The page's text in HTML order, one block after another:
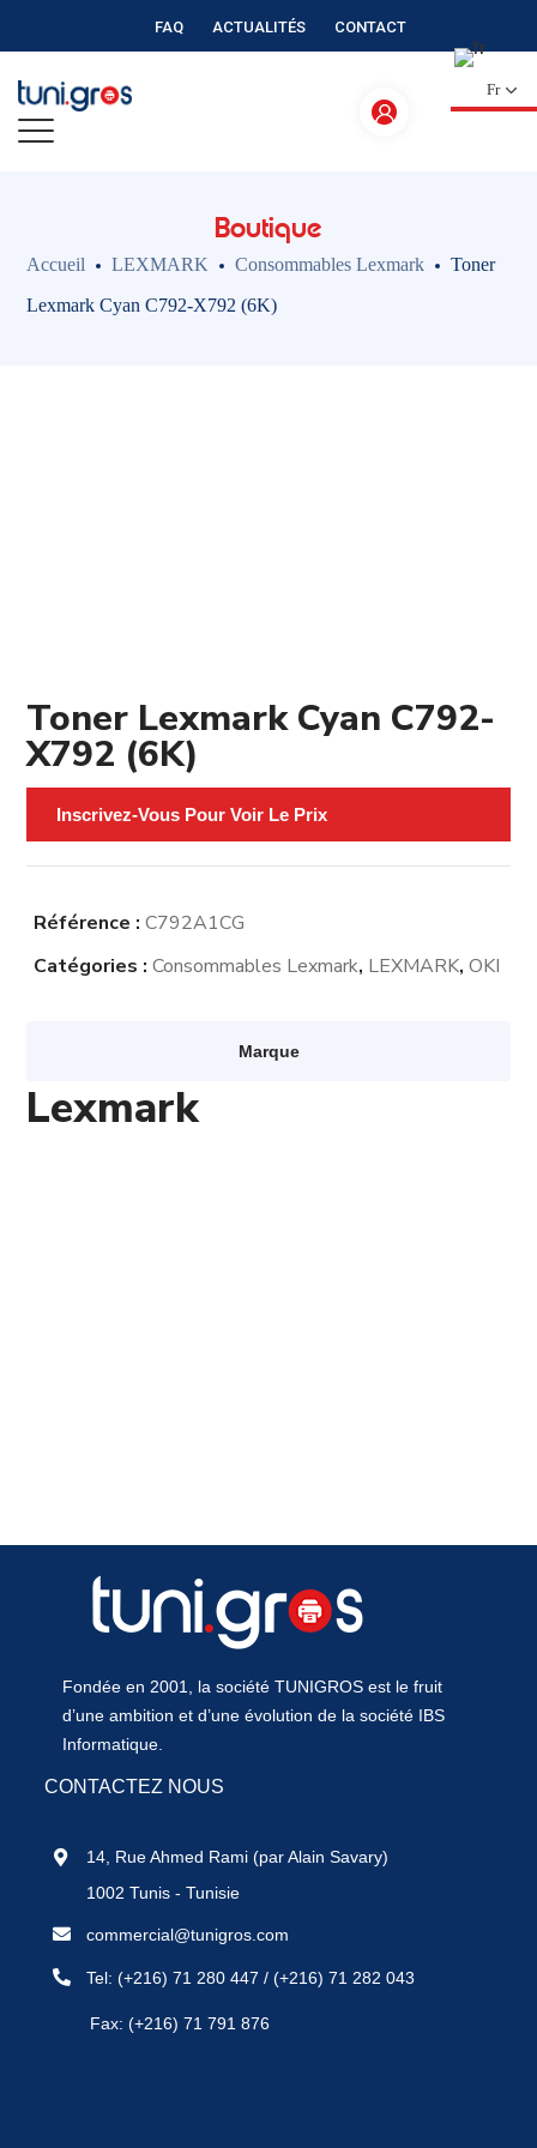
FAQ ACTUALITÉS CONTACT
Fr
Boutique
Accueil LEXMARK Consommables Lexmark
Toner
Lexmark Cyan C792-X792 (6K)
Toner Lexmark Cyan C792-
X792 (6K)
Inscrivez-Vous Pour Voir Le Prix
Référence :C792A1CG
Catégories :Consommables Lexmark, LEXMARK,OKI
Marque
Lexmark
Fondée en 2001, la société TUNIGROS est le fruit
d’une ambition et d’une évolution de la société IBS
Informatique.
CONTACTEZ NOUS
14, Rue Ahmed Rami (par Alain Savary)
1002 Tunis - Tunisie
commercial@tunigros.com
Tel:(+216) 71 280 447 /(+216) 71 282 043
Fax: (+216) 71 791 876